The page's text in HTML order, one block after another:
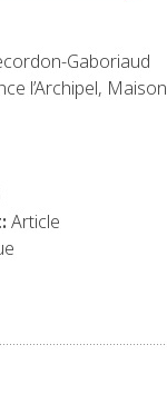
Gaboriaud
l’Archipel,
Article